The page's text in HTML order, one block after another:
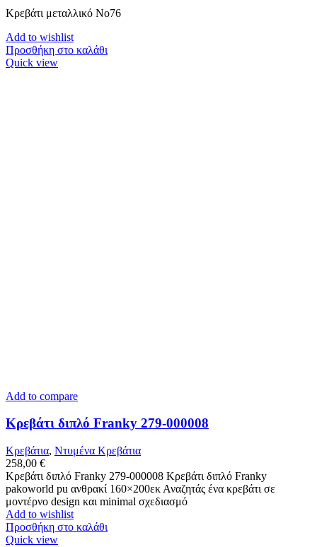
Κρεβάτι μεταλλικό Νο76
Add to wishlist
Προσθήκη στο καλάθι
Quick view
Add to compare
Κρεβάτι διπλό Franky 279-000008
Κρεβάτια, Ντυμένα Κρεβάτια
258,00 €
Κρεβάτι διπλό Franky 279-000008 Κρεβάτι διπλό Franky
pakoworld pu ανθρακί 160×200εκ Αναζητάς ένα κρεβάτι σε
μοντέρνο design και minimal σχεδιασμό
Add to wishlist
Προσθήκη στο καλάθι
Quick view